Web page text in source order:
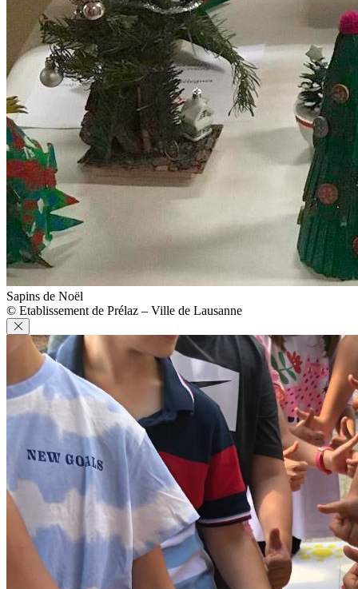
Sapins de Noël
© Etablissement de Prélaz – Ville de Lausanne